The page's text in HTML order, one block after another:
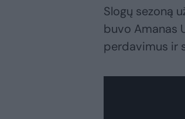
Slogų sezoną
buvo Amanas
perdavimus ir